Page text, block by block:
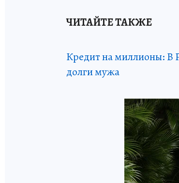
ЧИТАЙТЕ ТАКЖЕ
Кредит на миллионы: В
долги мужа